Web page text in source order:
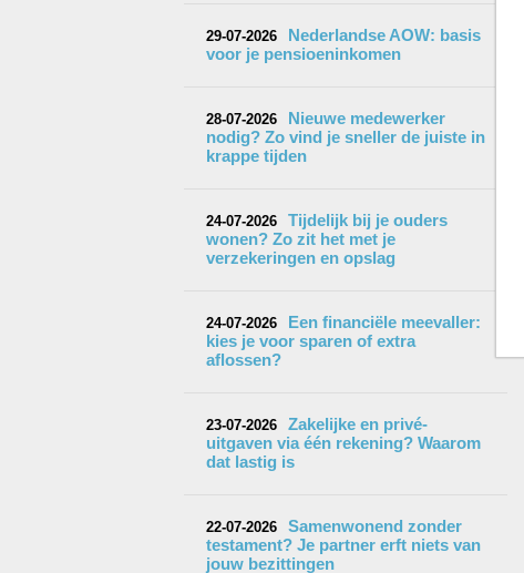
29-07-2026
Nederlandse AOW: basis
voor je pensioeninkomen
28-07-2026
Nieuwe medewerker
nodig? Zo vind je sneller de juiste in
krappe tijden
24-07-2026
Tijdelijk bij je ouders
wonen? Zo zit het met je
verzekeringen en opslag
24-07-2026
Een financiële meevaller:
kies je voor sparen of extra
aflossen?
23-07-2026
Zakelijke en privé-
uitgaven via één rekening? Waarom
dat lastig is
22-07-2026
Samenwonend zonder
testament? Je partner erft niets van
jouw bezittingen